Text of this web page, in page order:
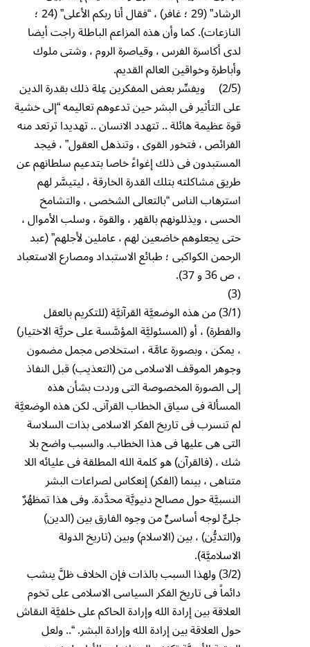
الرشاد” (29 ؛ غافر) ، “فقال أنا ربكم الأعلى” (24 ؛
النازعات). كما وأن هذه المزاعم الباطلة راجت أيضا
لدى أكاسرة الفرس ، وقياصرة الروم ، وشتى ملوك
وأباطرة وخواقين العالم القديم.
(2/5) ويفسِّر بعض المفكرين عِلة ذلك بقدرة الدين
على التأثير فى البشر حين تدعوهم تعاليمه “إلى خشية
قوة عظيمة هائلة .. تتهدد الانسان .. تهديدا ترتعد منه
الفرائص ، فتخور القوى ، وتنذهل العقول” ، فيجد
المستبدون فى ذلك إغواءً خاصا بتدعيم سلطانهم عن
طريق مشاكلته بتلك القدرة الخارقة ، ليتيسَّر لهم
استرهاب الناس “بالتعالى الشخصى ، والتشامخ
الحسى ، ويذللونهم بالقهر ، والقوة ، وسلب الأموال ،
حتى يجعلوهم خاضعين لهم ، عاملين لأجلهم” (عبد
الرحمن الكواكبى ؛ طبائع الاستبداد ومصارع الاستعباد
، ص 36 و 37).
(3)
(3/1) من هذه الوضعيَّة القرآنيَّة (للتكريم بالعقل
والفطرة) ، أو (المسئوليَّة المؤسَّسة على حريَّة الاختيار)
، يمكن ، وبصورة عامَّة ، استخلاص مجمل مضمون
وجوهر الموقف الاسلامى من (التعذيب) قبل النفاذ
إلى الصورة المخصوصة التى وردت بشأن هذه
المسألة فى سياق الخطاب القرآنى. لكن هذه الوضعيَّة
لم تنسرب فى تاريخ الفكر الاسلامى بذات السلاسة
التى هى عليها فى هذا الخطاب. والسبب واضح بلا
شك ، (فالقرآن) هو كلمة الله المطلقة فى عليائه اللا
متناهى ، بينما (الفكر) إنعكاس لصراعات البشر
النسبيَّة حول مصالح دنيويَّة محدَّدة. وفى هذا تمظهُرٌ
جلىٌّ لوجه أساسىٍّ من وجوه الفارق بين (الدين)
و(التديُّن) ، بين (الاسلام) وبين (تاريخ الدولة
الاسلاميَّة).
(3/2) ولهذا السبب بالذات فإن الخلاف ظلَّ ينشب
دائماً فى تاريخ الفكر السياسى الاسلامى على تخوم
العلاقة بين إرادة الله وإرادة الحاكم على خلفيَّة النقاش
حول العلاقة بين إرادة الله وإرادة البشر. “.. ولعل